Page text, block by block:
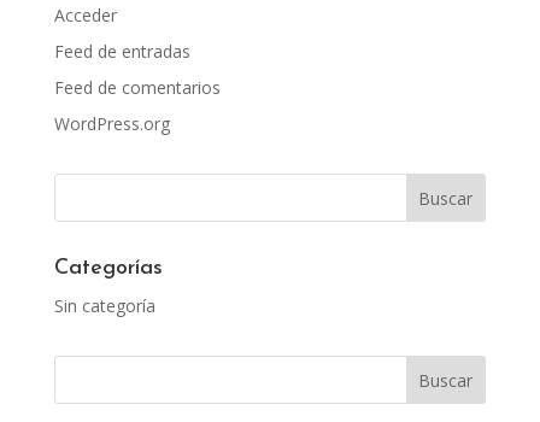
Acceder
Feed de entradas
Feed de comentarios
WordPress.org
Categorías
Sin categoría